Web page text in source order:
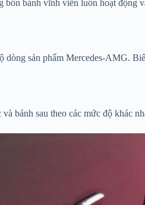
bánh vĩnh viễn luôn hoạt
dòng sản phẩm Mercedes-AMG.
bánh sau theo các mức độ khác